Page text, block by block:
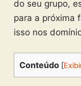
do seu grupo,
para a próxima
isso nos
Conteúdo [